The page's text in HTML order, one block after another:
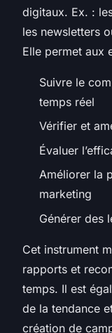
digitaux. Ex. :
les newsletters
Elle permet aux
Suivre le
temps réel
Vérifier et
Évaluer
Améliorer la
marketing
Générer des
Cet instrument
rapports et
temps. Il est
de la tendance
création de